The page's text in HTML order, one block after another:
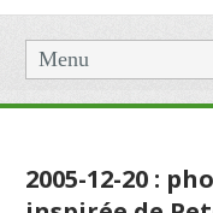
Menu
2005-12-20 :